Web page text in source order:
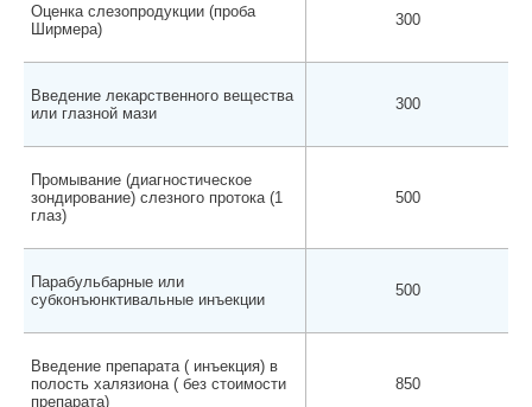
Оценка слезопродукции (проба
Ширмера)
300
Введение лекарственного вещества
или глазной мази
300
Промывание (диагностическое
зондирование) слезного протока (1
глаз)
500
Парабульбарные или
субконъюнктивальные инъекции
500
Введение препарата ( инъекция) в
полость халязиона ( без стоимости
препарата)
850